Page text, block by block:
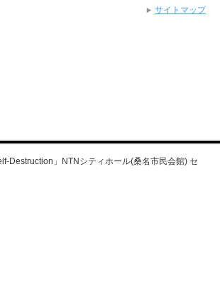
Destruction」NTNシティホール(桑名市民会館) セ
サイトマップ